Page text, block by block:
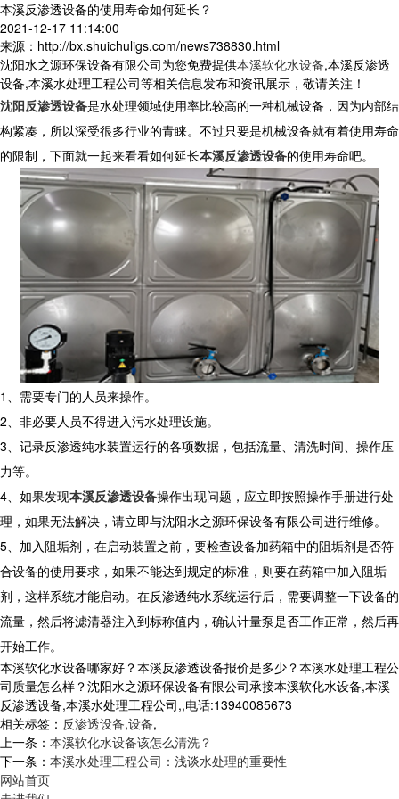
本溪反渗透设备的使用寿命如何延长？
2021-12-17 11:14:00
来源：http://bx.shuichuligs.com/news738830.html
沈阳水之源环保设备有限公司为您免费提供本溪软化水设备,本溪反渗透
设备,本溪水处理工程公司等相关信息发布和资讯展示，敬请关注！
沈阳反渗透设备是水处理领域使用率比较高的一种机械设备，因为内部结
构紧凑，所以深受很多行业的青睐。不过只要是机械设备就有着使用寿命
的限制，下面就一起来看看如何延长本溪反渗透设备的使用寿命吧。
1、需要专门的人员来操作。
2、非必要人员不得进入污水处理设施。
3、记录反渗透纯水装置运行的各项数据，包括流量、清洗时间、操作压
力等。
4、如果发现本溪反渗透设备操作出现问题，应立即按照操作手册进行处
理，如果无法解决，请立即与沈阳水之源环保设备有限公司进行维修。
5、加入阻垢剂，在启动装置之前，要检查设备加药箱中的阻垢剂是否符
合设备的使用要求，如果不能达到规定的标准，则要在药箱中加入阻垢
剂，这样系统才能启动。在反渗透纯水系统运行后，需要调整一下设备的
流量，然后将滤清器注入到标称值内，确认计量泵是否工作正常，然后再
开始工作。
本溪软化水设备哪家好？本溪反渗透设备报价是多少？本溪水处理工程公
司质量怎么样？沈阳水之源环保设备有限公司承接本溪软化水设备,本溪
反渗透设备,本溪水处理工程公司,,电话:13940085673
相关标签： 反渗透设备,设备,
上一条： 本溪软化水设备该怎么清洗？
下一条： 本溪水处理工程公司：浅谈水处理的重要性
网站首页